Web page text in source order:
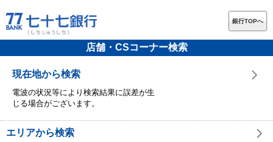
銀行TOPへ
店舗・CSコーナー検索
現在地から検索
電波の状況等により検索結果に誤差が生
じる場合がございます。
エリアから検索